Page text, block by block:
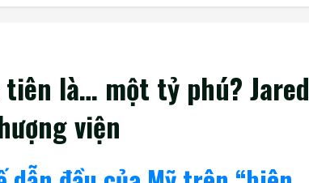
tiên là… một tỷ phú? Jared
viện